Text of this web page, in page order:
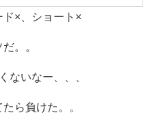
ド×、ショート×
。。
ないなー、、、
ら負けた。。